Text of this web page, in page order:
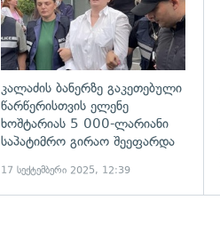
კალაძის ბანერზე გაკეთებული
წარწერისთვის ელენე
ხოშტარიას 5 000-ლარიანი
საპატიმრო გირაო შეეფარდა
17 სექტემბერი 2025, 12:39